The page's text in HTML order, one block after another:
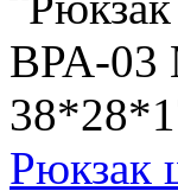
Рюкзак